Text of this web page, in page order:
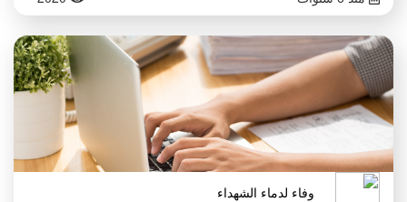
المنادي: لبيكَ يا حسين... ويا ليتنا كنا معكم، اِنتبه لنفسكَ، ابحث فيكَ
ما يَضُمّكَ إليهم ومعهم... (باذلًا فينا مهجته) و(موطناً على لقاءِ الله
نفسه) وما لم تستطع فعله مع مولاك الحسين (عليه السلام) لأنك لم
تدرك زمانه... بِإمكانكَ فعله الآن مع إمام زمانك، وأنتَ تترقب ظهور
الموعود، و تتأمل دولته الكريمة... لا بدَ لكَ أن تخوض المعركة ذاتها وإن
اختلفَ شخوصها وزمانها ومكانها، دع عنكَ كل العلائِق، وَ التحق بِهم،
وأنتَ باذلٌ في آل محمد (مهجتك)... مُوطّنًا على لقاءِ اللهِ (نفسك)، و لا
تأتي الأخيرة إلّا بالأولى، لِتَرفع َ قلبكَ ساريةً لِراية الحق وَ بِلسانِ صدقٍ
وفاء لدماء الشهداء